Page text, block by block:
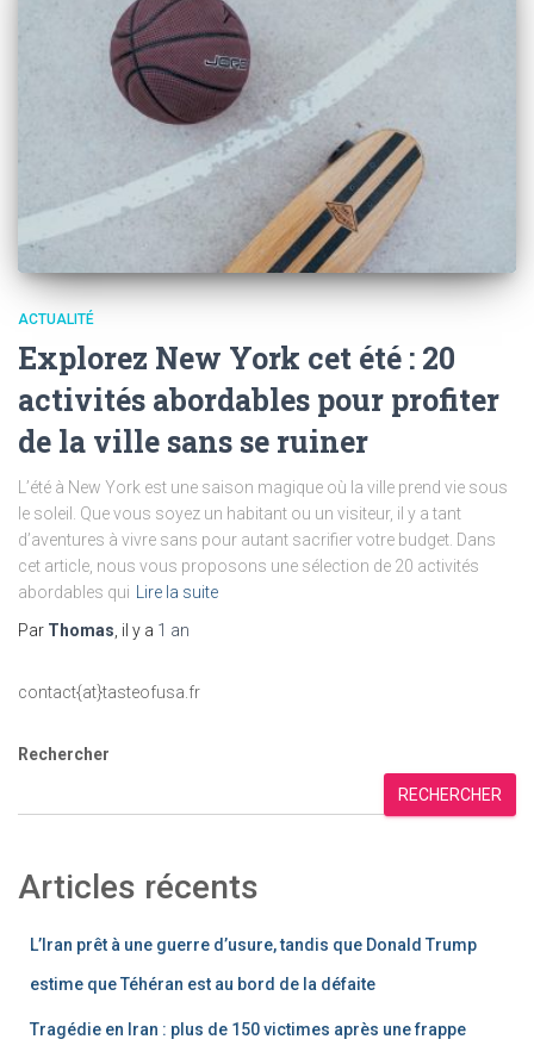
ACTUALITÉ
Explorez New York cet été : 20
activités abordables pour profiter
de la ville sans se ruiner
L’été à New York est une saison magique où la ville prend vie sous
le soleil. Que vous soyez un habitant ou un visiteur, il y a tant
d’aventures à vivre sans pour autant sacrifier votre budget. Dans
cet article, nous vous proposons une sélection de 20 activités
abordables qui Lire la suite
Par Thomas, il y a 1 an
contact{at}tasteofusa.fr
Rechercher
RECHERCHER
Articles récents
L’Iran prêt à une guerre d’usure, tandis que Donald Trump
estime que Téhéran est au bord de la défaite
Tragédie en Iran : plus de 150 victimes après une frappe